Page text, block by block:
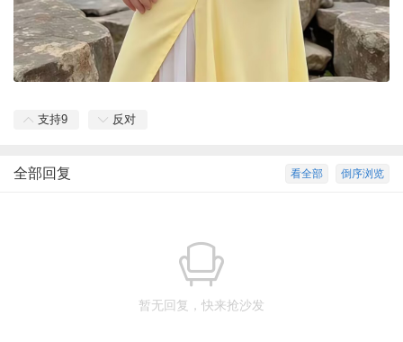
支持9 反对
倒序浏览
看全部
全部回复
暂无回复，快来抢沙发